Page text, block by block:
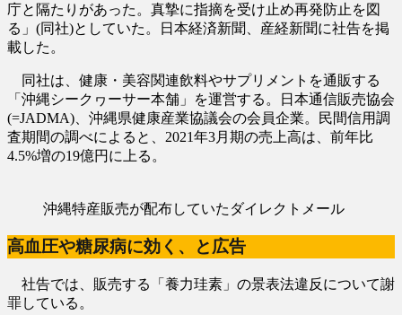
庁と隔たりがあった。真摯に指摘を受け止め再発防止を図
る」(同社)としていた。日本経済新聞、産経新聞に社告を掲
載した。
同社は、健康・美容関連飲料やサプリメントを通販する
「沖縄シークヮーサー本舗」を運営する。日本通信販売協会
(=JADMA)、沖縄県健康産業協議会の会員企業。民間信用調
査期間の調べによると、2021年3月期の売上高は、前年比
4.5%増の19億円に上る。
沖縄特産販売が配布していたダイレクトメール
高血圧や糖尿病に効く、と広告
社告では、販売する「養力珪素」の景表法違反について謝
罪している。